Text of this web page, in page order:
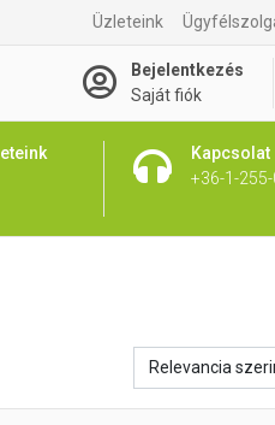
Üzleteink
Bejelentkezés
Saját fiók
Kapcsolat
+36-1-
Relevancia